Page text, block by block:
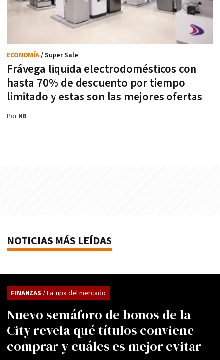
Frávega liquida electrodomésticos con
hasta 70% de descuento por tiempo
limitado y estas son las mejores ofertas
ECONOMÍA/ Super Sale
PorNB
NOTICIAS MÁS LEÍDAS
Nuevo semáforo de bonos de la
City revela qué títulos conviene
comprar y cuáles es mejor evitar
FINANZAS / La lupa del mercado